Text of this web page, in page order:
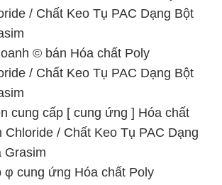
cung cấp [ cung ứng ] Hóa chất
Chloride / Chất Keo Tụ PAC Dạng
Grasim
cung ứng Hóa chất Poly
/ Chất Keo Tụ PAC Dạng Bột
φ bán Hóa chất Poly Aluminium
Tụ PAC Dạng Bột Aditya Birla